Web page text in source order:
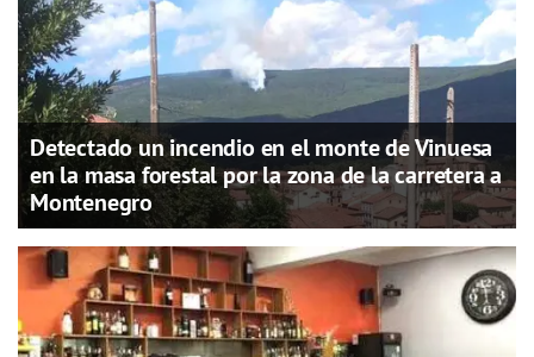
Detectado un incendio en el monte de Vinuesa
en la masa forestal por la zona de la carretera a
Montenegro